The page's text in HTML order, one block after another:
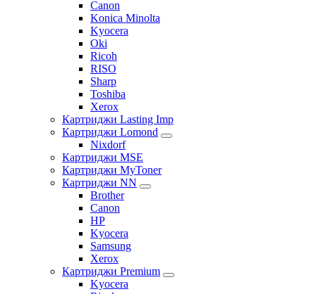
Canon
Konica Minolta
Kyocera
Oki
Ricoh
RISO
Sharp
Toshiba
Xerox
Картриджи Lasting Imp
Картриджи Lomond
Nixdorf
Картриджи MSE
Картриджи MyToner
Картриджи NN
Brother
Canon
HP
Kyocera
Samsung
Xerox
Картриджи Premium
Kyocera